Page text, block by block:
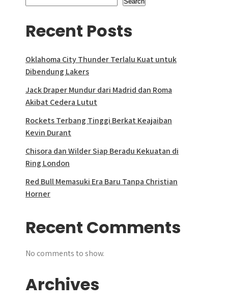
Recent Posts
Oklahoma City Thunder Terlalu Kuat untuk
Dibendung Lakers
Jack Draper Mundur dari Madrid dan Roma
Akibat Cedera Lutut
Rockets Terbang Tinggi Berkat Keajaiban
Kevin Durant
Chisora dan Wilder Siap Beradu Kekuatan di
Ring London
Red Bull Memasuki Era Baru Tanpa Christian
Horner
Recent Comments
No comments to show.
Archives